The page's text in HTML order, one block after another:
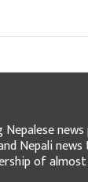
Nepali
of